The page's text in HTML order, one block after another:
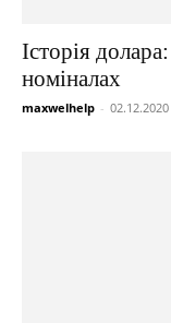
Історія
номіналах
maxwelhelp - 02.12.2020